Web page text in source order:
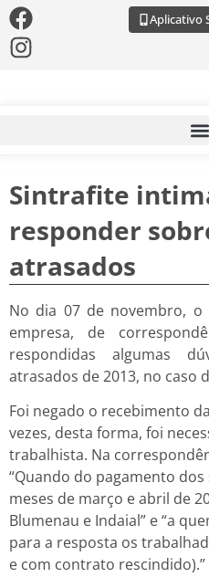
Aplicativo
Sintrafite
responder
atrasados
No dia 07 de novembro,
empresa, de
respondidas algumas
atrasados de 2013, no caso
Foi negado o recebimento
vezes, desta forma, foi
trabalhista. Na
“Quando do pagamento
meses de março e abril de
Blumenau e Indaial” e “a
para a resposta os
e com contrato rescindido).”